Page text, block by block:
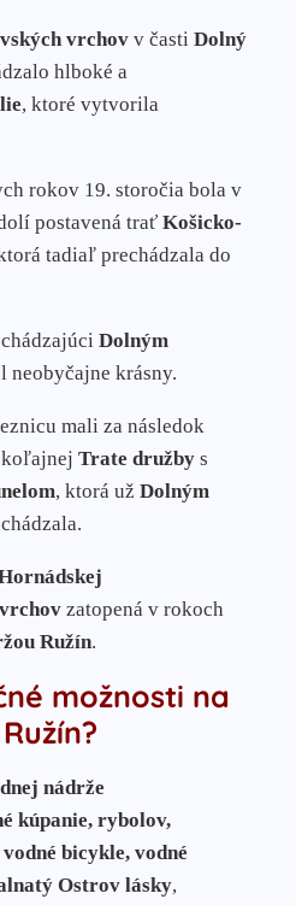
vrchov v časti Dolný
hlboké a
, ktoré vytvorila
rokov 19. storočia bola v
postavená trať Košicko-
tadiaľ prechádzala do
Dolným
neobyčajne krásny.
mali za následok
Trate družby s
, ktorá už Dolným
zatopená v rokoch
Ružín.
možnosti na
nádrže
kúpanie, rybolov,
bicykle, vodné
Ostrov lásky,